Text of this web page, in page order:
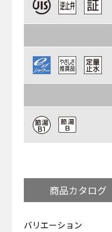
商品カタログ
バリエーション